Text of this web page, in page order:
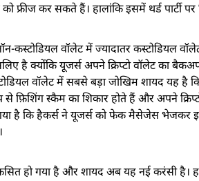
फ्रीज कर सकते हैं। हालांकि इसमें थर्ड पार्टी
कस्टोडियल वॉलेट में ज्यादातर कस्टोडियल
है क्योंकि यूजर्स अपने क्रिप्टो वॉलेट का
वॉलेट में सबसे बड़ा जोखिम शायद यह है
से फ़िशिंग स्कैम का शिकार होते हैं और अपने
है कि हैकर्स ने यूजर्स को फेक मैसेजेस भेजकर
हो गया है और शायद अब यह नई करंसी है।